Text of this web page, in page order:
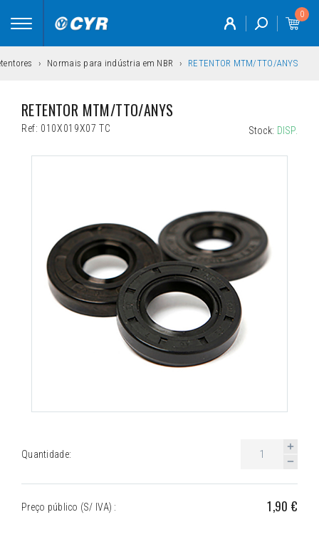
Toggle
0
Normais para indústria em NBR RETENTOR MTM/TTO/ANYS
RETENTOR MTM/TTO/ANYS
Ref: 010X019X07 TC Stock: DISP.
Quantidade:
Preço público (S/ IVA) : 1,90 €